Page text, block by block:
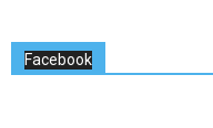
Facebook